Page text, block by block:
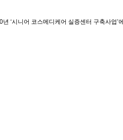
‘시니어 코스메디케어 실증센터 구축사업’에